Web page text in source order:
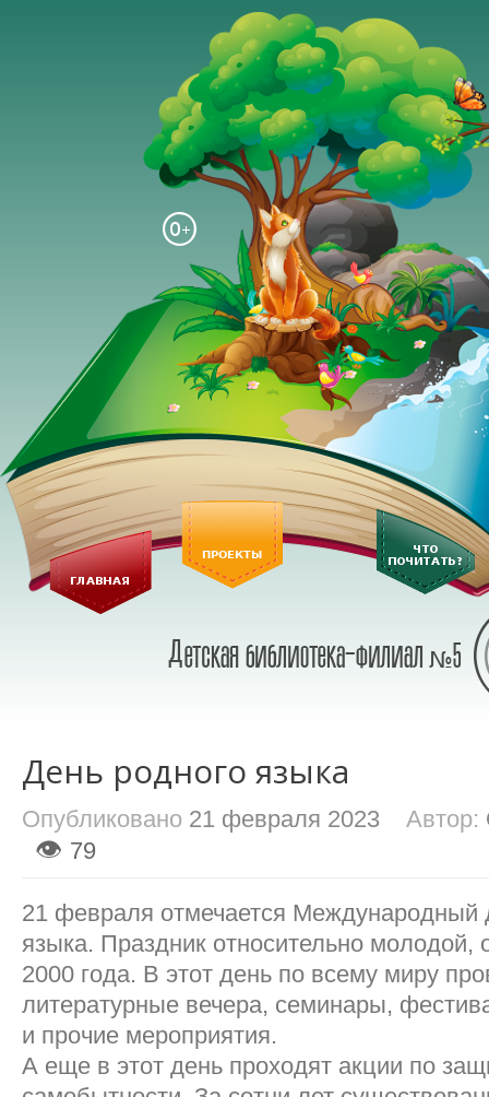
День родного языка
Опубликовано 21 февраля 2023 Автор:
👁 79
21 февраля отмечается Международный
языка. Праздник относительно молодой,
2000 года. В этот день по всему миру
литературные вечера, семинары,
и прочие мероприятия.
А еще в этот день проходят акции по